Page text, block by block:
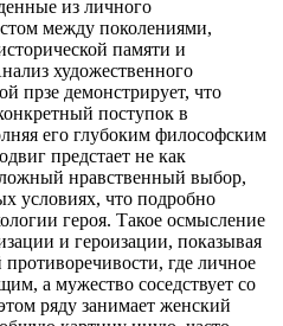
из личного
между поколениями,
памяти и
художественного
прзе демонстрирует, что
поступок в
его глубоким философским
предстает не как
нравственный выбор,
условиях, что подробно
героя. Такое осмысление
и героизации, показывая
где личное
а мужество соседствует со
ряду занимает женский